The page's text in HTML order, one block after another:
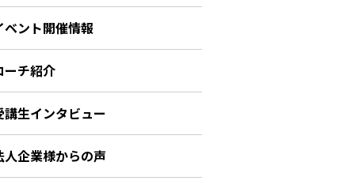
ベント開催情報
ーチ紹介
講生インタビュー
人企業様からの声